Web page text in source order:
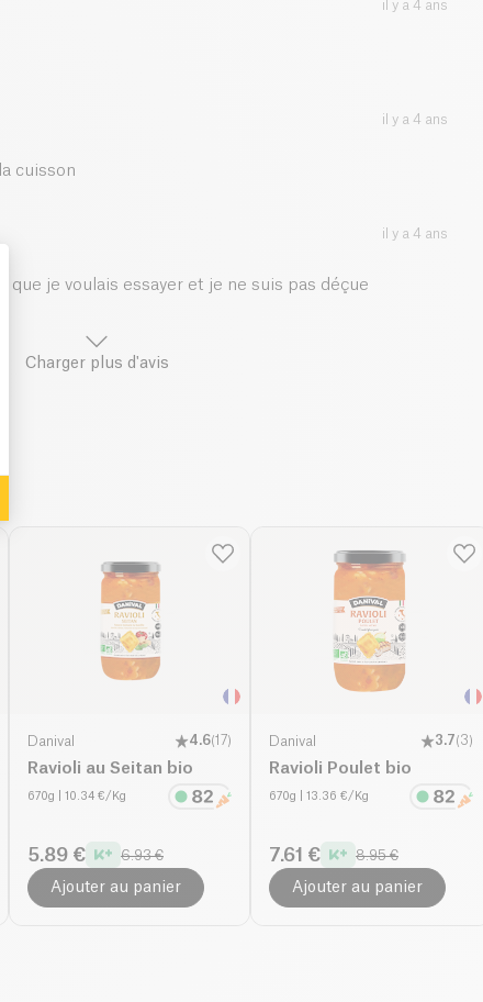
il y a 4 ans
il y a 4 ans
cuisson
il y a 4 ans
que je voulais essayer et je ne suis pas déçue
Charger plus d'avis
Danival 4.6(17)
Ravioli au Seitan bio
670g | 10.34 €/Kg
5.89 € 6.93 €
Ajouter au panier
Danival 3.7(3)
Ravioli Poulet bio
670g | 13.36 €/Kg
7.61 € 8.95 €
Ajouter au panier
Your Options